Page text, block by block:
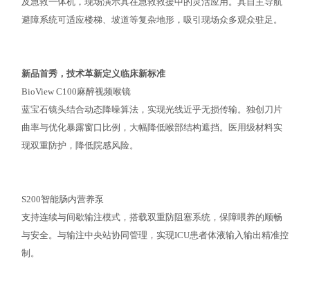
避障系统可适应楼梯、坡道等复杂地形，吸引现场众多观众驻足。
新品首秀，技术革新定义临床新标准
BioView C100麻醉视频喉镜
蓝宝石镜头结合动态降噪算法，实现光线近乎无损传输。独创刀片
曲率与优化暴露窗口比例，大幅降低喉部结构遮挡。医用级材料实
现双重防护，降低院感风险。
S200智能肠内营养泵
支持连续与间歇输注模式，搭载双重防阻塞系统，保障喂养的顺畅
与安全。与输注中央站协同管理，实现ICU患者体液输入输出精准控
制。